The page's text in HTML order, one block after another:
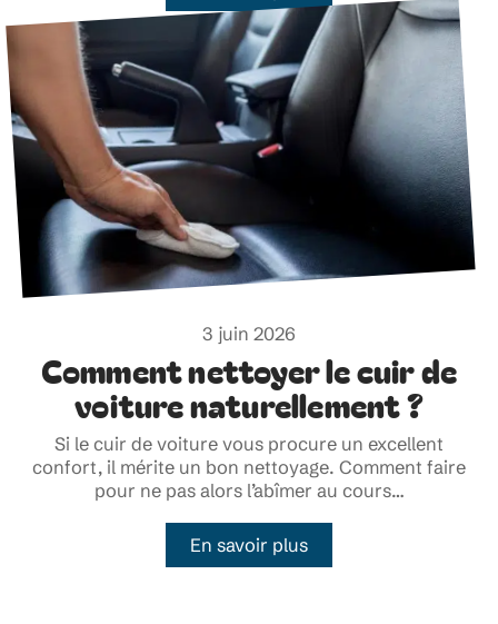
3 juin 2026
Comment nettoyer le cuir de
voiture naturellement ?
Si le cuir de voiture vous procure un excellent
confort, il mérite un bon nettoyage. Comment faire
pour ne pas alors l’abîmer au cours…
En savoir plus